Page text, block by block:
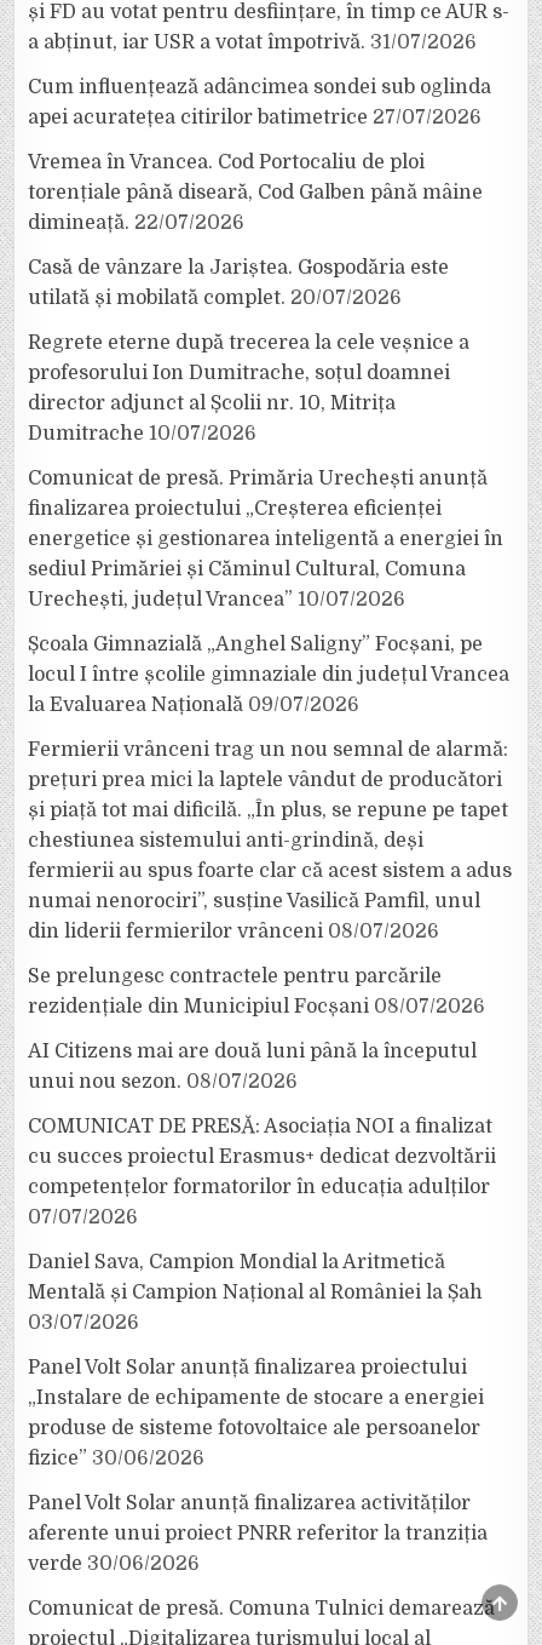
și FD au votat pentru desființare, în timp ce AUR s-
a abținut, iar USR a votat împotrivă. 31/07/2026
Cum influențează adâncimea sondei sub oglinda
apei acuratețea citirilor batimetrice 27/07/2026
Vremea în Vrancea. Cod Portocaliu de ploi
torențiale până diseară, Cod Galben până mâine
dimineață. 22/07/2026
Casă de vânzare la Jariștea. Gospodăria este
utilată și mobilată complet. 20/07/2026
Regrete eterne după trecerea la cele veșnice a
profesorului Ion Dumitrache, soțul doamnei
director adjunct al Școlii nr. 10, Mitrița
Dumitrache 10/07/2026
Comunicat de presă. Primăria Urechești anunță
finalizarea proiectului „Creșterea eficienței
energetice și gestionarea inteligentă a energiei în
sediul Primăriei și Căminul Cultural, Comuna
Urechești, județul Vrancea” 10/07/2026
Școala Gimnazială „Anghel Saligny” Focșani, pe
locul I între școlile gimnaziale din județul Vrancea
la Evaluarea Națională 09/07/2026
Fermierii vrânceni trag un nou semnal de alarmă:
prețuri prea mici la laptele vândut de producători
și piață tot mai dificilă. „În plus, se repune pe tapet
chestiunea sistemului anti-grindină, deși
fermierii au spus foarte clar că acest sistem a adus
numai nenorociri”, susține Vasilică Pamfil, unul
din liderii fermierilor vrânceni 08/07/2026
Se prelungesc contractele pentru parcările
rezidențiale din Municipiul Focșani 08/07/2026
AI Citizens mai are două luni până la începutul
unui nou sezon. 08/07/2026
COMUNICAT DE PRESĂ: Asociația NOI a finalizat
cu succes proiectul Erasmus+ dedicat dezvoltării
competențelor formatorilor în educația adulților
07/07/2026
Daniel Sava, Campion Mondial la Aritmetică
Mentală și Campion Național al României la Șah
03/07/2026
Panel Volt Solar anunță finalizarea proiectului
„Instalare de echipamente de stocare a energiei
produse de sisteme fotovoltaice ale persoanelor
fizice” 30/06/2026
Panel Volt Solar anunță finalizarea activităților
aferente unui proiect PNRR referitor la tranziția
verde 30/06/2026
Comunicat de presă. Comuna Tulnici demarează
proiectul „Digitalizarea turismului local al
TO
TOP